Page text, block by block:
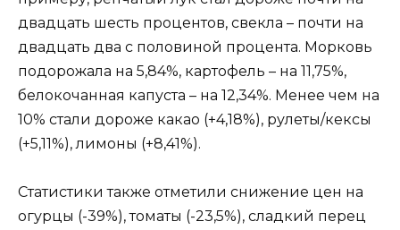
двадцать шесть процентов, свекла – почти на
двадцать два с половиной процента. Морковь
подорожала на 5,84%, картофель – на 11,75%,
белокочанная капуста – на 12,34%. Менее чем на
10% стали дороже какао (+4,18%), рулеты/кексы
(+5,11%), лимоны (+8,41%).
Статистики также отметили снижение цен на
огурцы (-39%), томаты (-23,5%), сладкий перец